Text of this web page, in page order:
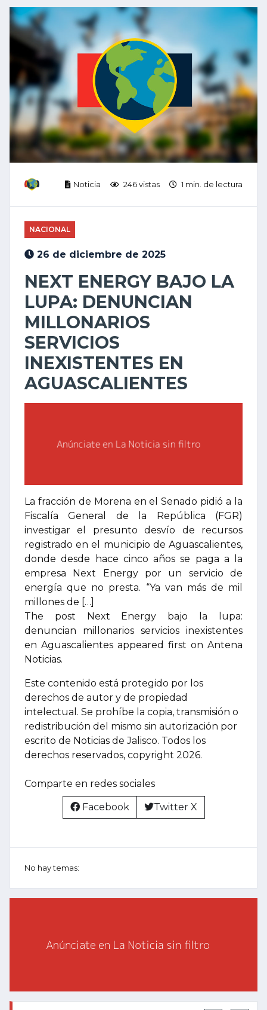
Noticia 246 vistas 1 min. de lectura
NACIONAL
26 de diciembre de 2025
NEXT ENERGY BAJO LA
LUPA: DENUNCIAN
MILLONARIOS
SERVICIOS
INEXISTENTES EN
AGUASCALIENTES
La fracción de Morena en el Senado pidió a la
Fiscalía General de la República (FGR)
investigar el presunto desvío de recursos
registrado en el municipio de Aguascalientes,
donde desde hace cinco años se paga a la
empresa Next Energy por un servicio de
energía que no presta. “Ya van más de mil
millones de […]
The post Next Energy bajo la lupa:
denuncian millonarios servicios inexistentes
en Aguascalientes appeared first on Antena
Noticias.
Este contenido está protegido por los
derechos de autor y de propiedad
intelectual. Se prohíbe la copia, transmisión o
redistribución del mismo sin autorización por
escrito de Noticias de Jalisco. Todos los
derechos reservados, copyright 2026.
Comparte en redes sociales
Facebook Twitter X
No hay temas: